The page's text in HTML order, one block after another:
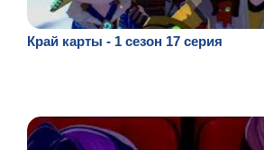
Край карты - 1 сезон 17 серия